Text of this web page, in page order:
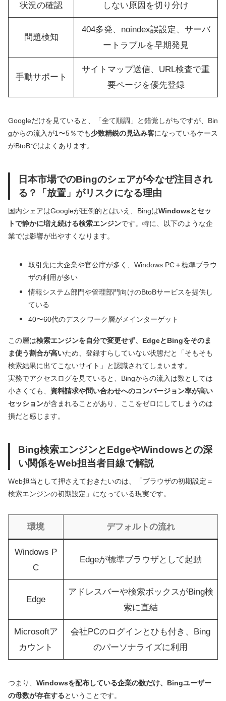
状況の確認
しない原因を切り分け
問題検知
404多発、noindex誤設定、サーバ
ートラブルを早期発見
手動サポート
サイトマップ送信、URL検査で重
要ページを優先登録
Googleだけを見ていると、「全て順調」と錯覚しがちですが、Bin
gからの流入が1〜5％でも少数精鋭の見込み客になっているケース
がBtoBではよくあります。
日本市場でのBingのシェアが今なぜ注目され
る？「放置」がリスクになる理由
国内シェアはGoogleが圧倒的とはいえ、BingはWindowsとセッ
トで静かに増え続ける検索エンジンです。特に、以下のような企
業では影響が出やすくなります。
取引先に大企業や官公庁が多く、Windows PC＋標準ブラウ
ザの利用が多い
情報システム部門や管理部門向けのBtoBサービスを提供し
ている
40〜60代のデスクワーク層がメインターゲット
この層は検索エンジンを自分で変更せず、EdgeとBingをそのま
ま使う割合が高いため、登録すらしていない状態だと「そもそも
検索結果に出てこないサイト」と認識されてしまいます。
実務でアクセスログを見ていると、Bingからの流入は数としては
小さくても、 資料請求や問い合わせへのコンバージョン率が高い
セッションが含まれることがあり、ここをゼロにしてしまうのは
損だと感じます。
Bing検索エンジンとEdgeやWindowsとの深
い関係をWeb担当者目線で解説
Web担当として押さえておきたいのは、「ブラウザの初期設定＝
検索エンジンの初期設定」になっている現実です。
環境 デフォルトの流れ
Windows P
C
Edgeが標準ブラウザとして起動
Edge
アドレスバーや検索ボックスがBing検
索に直結
Microsoftア
カウント
会社PCのログインとひも付き、Bing
のパーソナライズに利用
つまり、 Windowsを配布している企業の数だけ、Bingユーザー
の母数が存在するということです。